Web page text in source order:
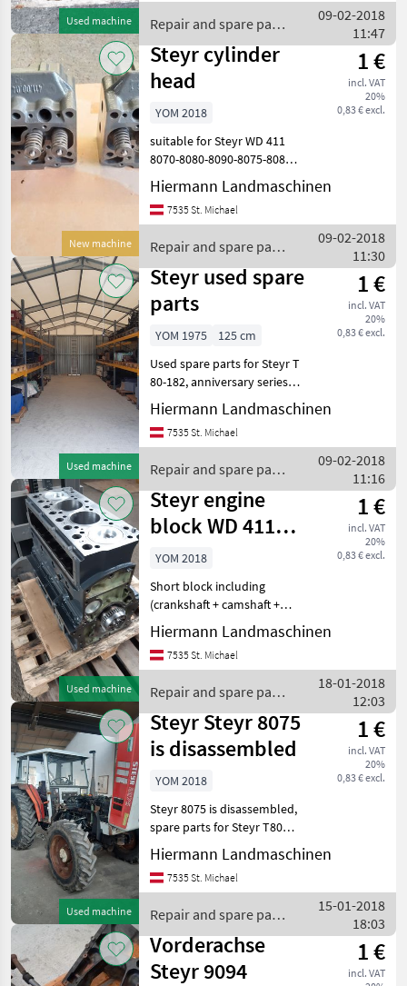
Used machine
Repair a
Repair and spare parts
/ Steyr
09-02-2018
11:47
New machine
Steyr cylinder
head
1 €
incl. VAT
20%
0,83 € excl.
YOM 2018
suitable for Steyr WD 411
8070-8080-8090-8075-8085
with or without turbo! for
T188, T190, 540 also in
stock! Repair and spare
Hiermann Landmaschinen
7535 St. Michael
Repair and spare parts
/ Steyr
09-02-2018
11:30
Used machine
Steyr used spare
parts
1 €
incl. VAT
20%
0,83 € excl.
YOM 1975
125 cm
Used spare parts for Steyr T
80-182, anniversary series,
plus series, 8000 series
Repair and spare parts
Tractor spare parts
Hiermann Landmaschinen
7535 St. Michael
Repair and spare parts
/ Steyr
09-02-2018
11:16
Used machine
Steyr engine
block WD 411
8075,8080,8090
1 €
incl. VAT
20%
0,83 € excl.
YOM 2018
Short block including
(crankshaft + camshaft +
new main bearings and
connecting rod bearings +
pistons and bushes) engine
188, 190, 540, 65
Hiermann Landmaschinen
7535 St. Michael
Repair and spare parts
/ Steyr
18-01-2018
12:03
Used machine
Steyr Steyr 8075
is disassembled
1 €
incl. VAT
20%
0,83 € excl.
YOM 2018
Steyr 8075 is disassembled,
spare parts for Steyr T80
-182 188 190 540 650 760
8000 series engines
crankshafts gear parts axles
Tracto
Hiermann Landmaschinen
7535 St. Michael
Repair and spare parts
/ Steyr
15-01-2018
18:03
Vorderachse
Steyr 9094
1 €
incl. VAT